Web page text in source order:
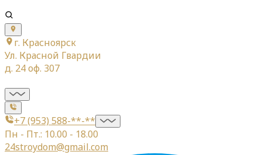
г. Красноярск
Ул. Красной Гвардии
д. 24 оф. 307
+7 (953) 588-**-**
Пн - Пт.: 10.00 - 18.00
24stroydom@gmail.com